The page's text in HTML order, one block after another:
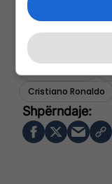
Cristiano Ronaldo